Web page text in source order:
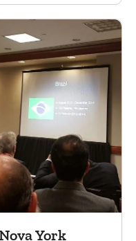
operados
York